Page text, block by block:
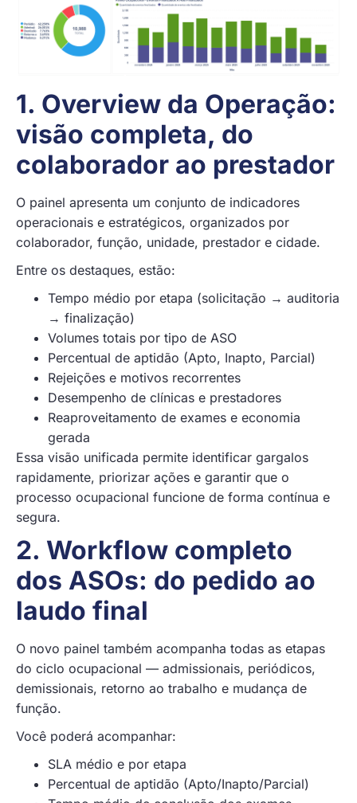
1. Overview da Operação:
visão completa, do
colaborador ao prestador
O painel apresenta um conjunto de indicadores
operacionais e estratégicos, organizados por
colaborador, função, unidade, prestador e cidade.
Entre os destaques, estão:
Tempo médio por etapa (solicitação → auditoria
→ finalização)
Volumes totais por tipo de ASO
Percentual de aptidão (Apto, Inapto, Parcial)
Rejeições e motivos recorrentes
Desempenho de clínicas e prestadores
Reaproveitamento de exames e economia
gerada
Essa visão unificada permite identificar gargalos
rapidamente, priorizar ações e garantir que o
processo ocupacional funcione de forma contínua e
segura.
2. Workflow completo
dos ASOs: do pedido ao
laudo final
O novo painel também acompanha todas as etapas
do ciclo ocupacional — admissionais, periódicos,
demissionais, retorno ao trabalho e mudança de
função.
Você poderá acompanhar:
SLA médio e por etapa
Percentual de aptidão (Apto/Inapto/Parcial)